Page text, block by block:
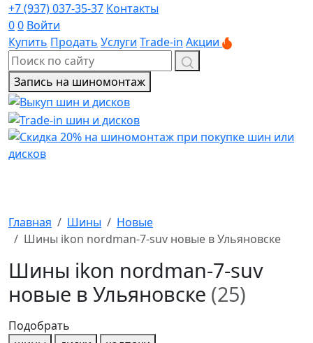
+7 (937) 037-35-37 Контакты
00 Войти
Купить Продать Услуги Trade-in Акции
Запись на шиномонтаж
Главная Шины
Новые
Шины ikon nordman-7-suv новые в Ульяновске
Шины ikon nordman-7-suv
новые в Ульяновске (25)
Подобрать